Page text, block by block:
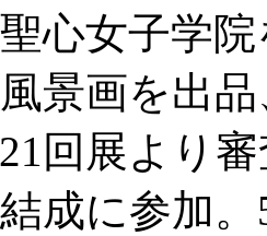
心女子学
景画を出
回展より
成に参加